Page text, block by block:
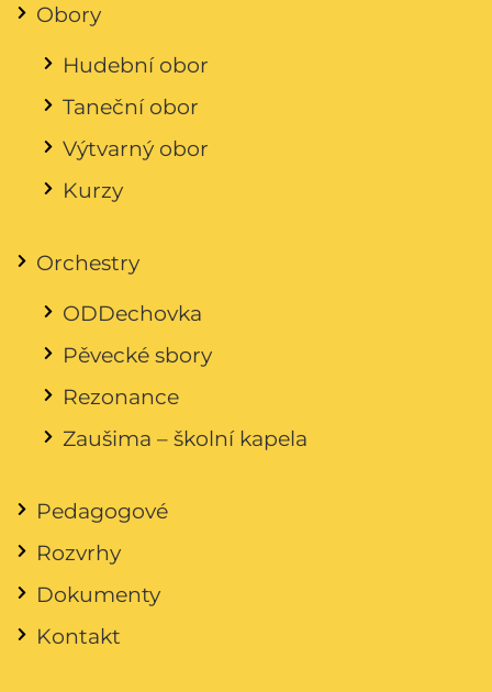
Obory
Hudební obor
Taneční obor
Výtvarný obor
Kurzy
Orchestry
ODDechovka
Pěvecké sbory
Rezonance
Zaušima – školní kapela
Pedagogové
Rozvrhy
Dokumenty
Kontakt